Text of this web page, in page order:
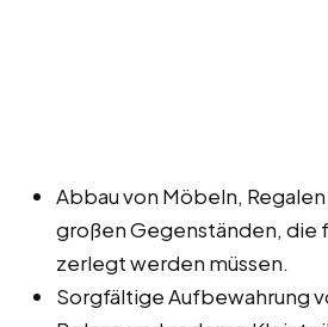
Abbau von Möbeln,
großen Gegenständen, die
zerlegt werden müssen.
Sorgfältige Aufbewahrung